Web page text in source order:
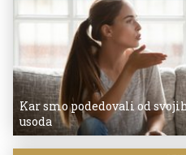
Kar smo podedovali od
usoda